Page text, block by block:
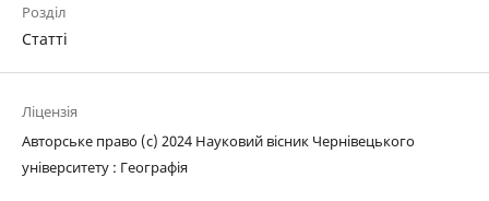
Розділ
Статті
Ліцензія
Авторське право (c) 2024 Науковий вісник Чернівецького
університету : Географія